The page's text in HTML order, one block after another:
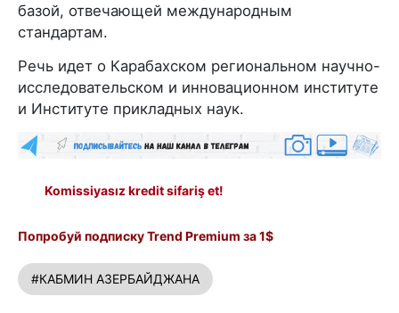
базой, отвечающей международным
стандартам.
Речь идет о Карабахском региональном научно-
исследовательском и инновационном институте
и Институте прикладных наук.
Komissiyasız kredit sifariş et!
Попробуй подписку Trend Premium за 1$
#КАБМИН АЗЕРБАЙДЖАНА